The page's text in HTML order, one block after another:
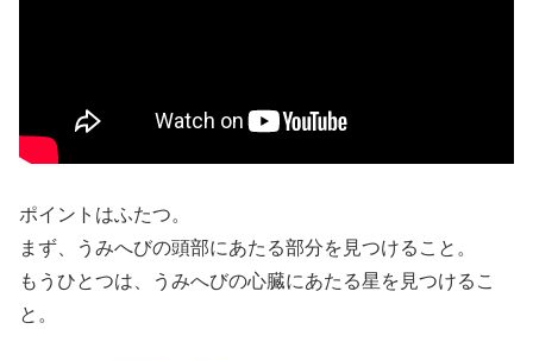
ポイントはふたつ。
まず、うみへびの頭部にあたる部分を見つけること。
もうひとつは、うみへびの心臓にあたる星を見つけるこ
と。